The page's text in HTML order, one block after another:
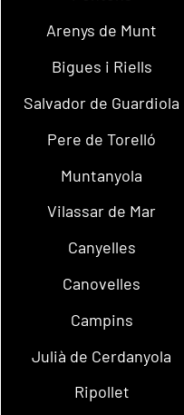
Arenys de Munt
Bigues i Riells
Salvador de Guardiola
Pere de Torelló
Muntanyola
Vilassar de Mar
Canyelles
Canovelles
Campins
Julià de Cerdanyola
Ripollet